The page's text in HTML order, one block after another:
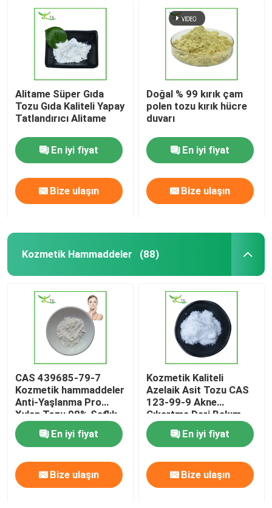
Alitame Süper Gıda
Tozu Gıda Kaliteli Yapay
Tatlandırıcı Alitame
En iyi fiyat
Bize ulaşın
Doğal % 99 kırık çam
polen tozu kırık hücre
duvarı
En iyi fiyat
Bize ulaşın
Kozmetik Hammaddeler (88)
CAS 439685-79-7
Kozmetik hammaddeler
Anti-Yaşlanma Pro
Xylan Tozu 98% Saflık
En iyi fiyat
Bize ulaşın
Kozmetik Kaliteli
Azelaik Asit Tozu CAS
123-99-9 Akne
Çıkartma Deri Bakım
Ham Maddesi
En iyi fiyat
Bize ulaşın